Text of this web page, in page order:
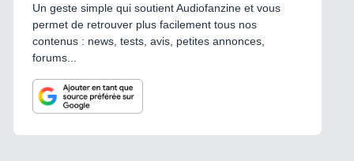
Un geste simple qui soutient Audiofanzine et vous
permet de retrouver plus facilement tous nos
contenus : news, tests, avis, petites annonces,
forums...